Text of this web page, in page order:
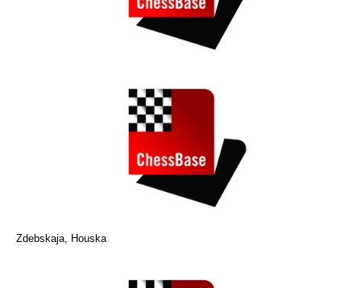
Zdebskaja, Houska